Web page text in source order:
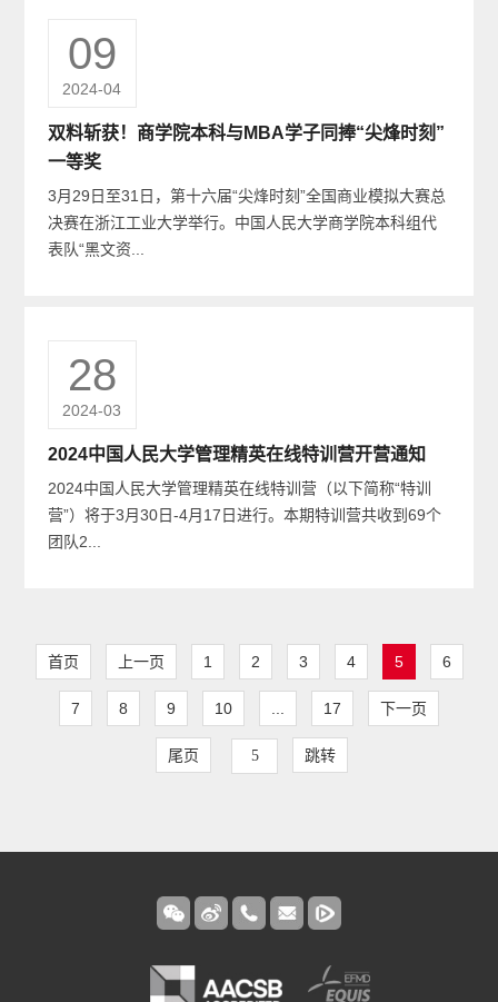
09
2024-04
双料斩获！商学院本科与MBA学子同捧“尖烽时刻”
一等奖
3月29日至31日，第十六届“尖烽时刻”全国商业模拟大赛总
决赛在浙江工业大学举行。中国人民大学商学院本科组代
表队“黑文资...
28
2024-03
2024中国人民大学管理精英在线特训营开营通知
2024中国人民大学管理精英在线特训营（以下简称“特训
营”）将于3月30日-4月17日进行。本期特训营共收到69个
团队2...
首页 上一页 1 2 3 4 5 6
7 8 9 10 17 下一页
尾页 跳转